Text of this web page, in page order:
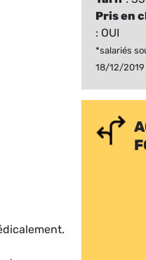
Pris en
: OUI
*salariés
18/12/2019